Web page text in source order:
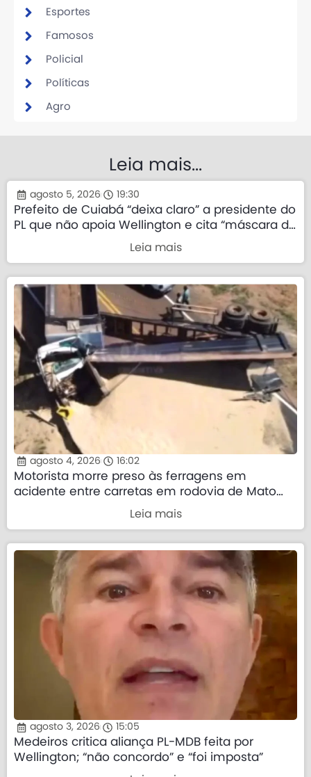
Esportes
Famosos
Policial
Políticas
Agro
Leia mais...
agosto 5, 2026 19:30
Prefeito de Cuiabá “deixa claro” a presidente do
PL que não apoia Wellington e cita “máscara da
Leia mais
agosto 4, 2026 16:02
Motorista morre preso às ferragens em
acidente entre carretas em rodovia de Mato
Leia mais
agosto 3, 2026 15:05
Medeiros critica aliança PL-MDB feita por
Wellington; “não concordo” e “foi imposta”